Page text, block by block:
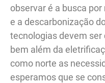
observar é a busca
e a descarbonização
tecnologias devem ser
bem além da
como norte as
esperamos que se